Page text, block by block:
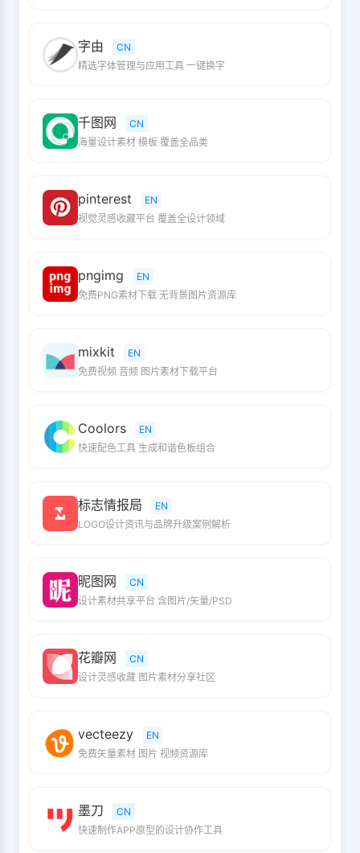
字由
CN
精选字体管理与应用工具 一键换字
千图网
CN
海量设计素材 模板 覆盖全品类
pinterest
EN
视觉灵感收藏平台 覆盖全设计领域
pngimg
EN
免费PNG素材下载 无背景图片资源库
mixkit
EN
免费视频 音频 图片素材下载平台
Coolors
EN
快速配色工具 生成和谐色板组合
标志情报局
EN
LOGO设计资讯与品牌升级案例解析
昵图网
CN
设计素材共享平台 含图片/矢量/PSD
花瓣网
CN
设计灵感收藏 图片素材分享社区
vecteezy
EN
免费矢量素材 图片 视频资源库
墨刀
CN
快速制作APP原型的设计协作工具